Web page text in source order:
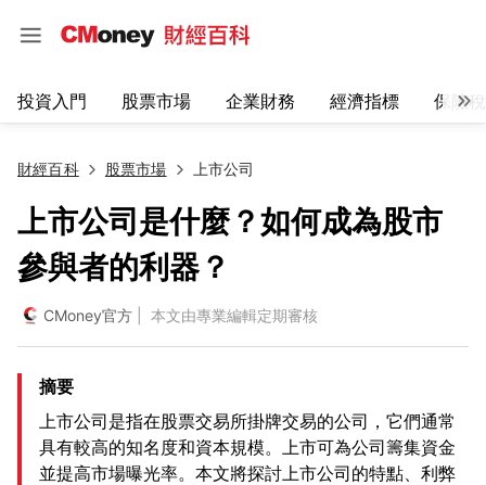
投資入門 股票市場 企業財務 經濟指標 保險
財經百科 股票市場 上市公司
上市公司是什麼？如何成為股市
參與者的利器？
CMoney官方 | 本文由專業編輯定期審核
摘要
上市公司是指在股票交易所掛牌交易的公司，它們通常
具有較高的知名度和資本規模。上市可為公司籌集資金
並提高市場曝光率。本文將探討上市公司的特點、利弊